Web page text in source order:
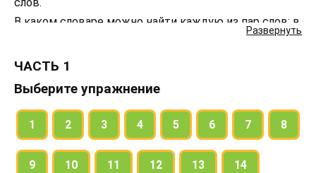
Развернуть
слов.
В каком словаре можно найти каждую из пар слов: в
Распределите слова в три группы: синонимы,
Устно составьте предложение с одним из слов.
ЧАСТЬ 1
Выберите упражнение
1 2 3 4 5 6 7 8
9 10 11 12 13 14